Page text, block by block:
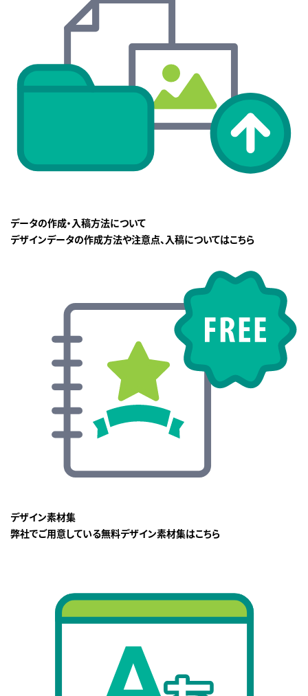
データの作成・入稿方法について
デザインデータの作成方法や注意点、入稿についてはこちら
デザイン素材集
弊社でご用意している無料デザイン素材集はこちら